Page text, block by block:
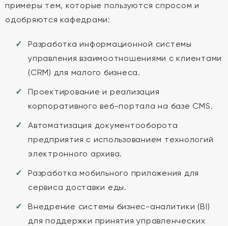
примеры тем, которые пользуются спросом и
одобряются кафедрами:
Разработка информационной системы
управления взаимоотношениями с клиентами
(CRM) для малого бизнеса.
Проектирование и реализация
корпоративного веб-портала на базе CMS.
Автоматизация документооборота
предприятия с использованием технологий
электронного архива.
Разработка мобильного приложения для
сервиса доставки еды.
Внедрение системы бизнес-аналитики (BI)
для поддержки принятия управленческих